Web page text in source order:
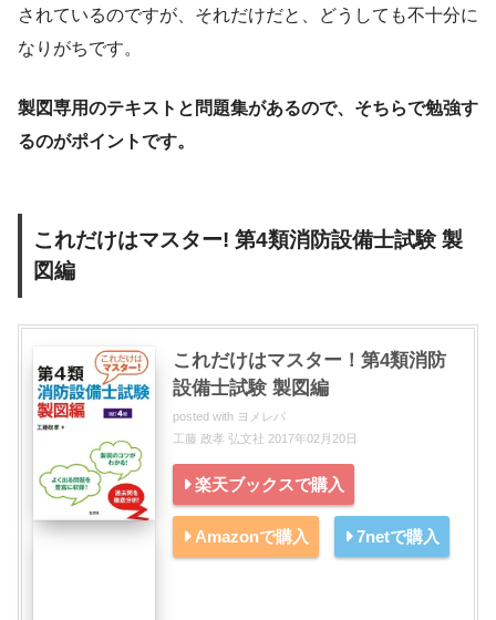
されているのですが、それだけだと、どうしても不十分に
なりがちです。
製図専用のテキストと問題集があるので、そちらで勉強す
るのがポイントです。
これだけはマスター! 第4類消防設備士試験 製
図編
これだけはマスター！第4類消防
設備士試験 製図編
posted with ヨメレバ
工藤 政孝 弘文社 2017年02月20日
楽天ブックスで購入
Amazonで購入 7netで購入